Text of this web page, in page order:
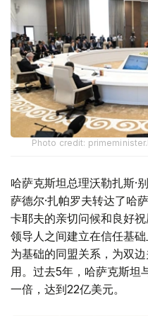
Photo credit:
哈萨克斯坦总理沃勒扎斯·
萨德尔·扎帕罗夫转达了哈
卡耶夫的亲切问候和良好
领导人之间建立在信任基
为基础的同盟关系，为双
用。过去5年，哈萨克斯坦
一倍，达到22亿美元。